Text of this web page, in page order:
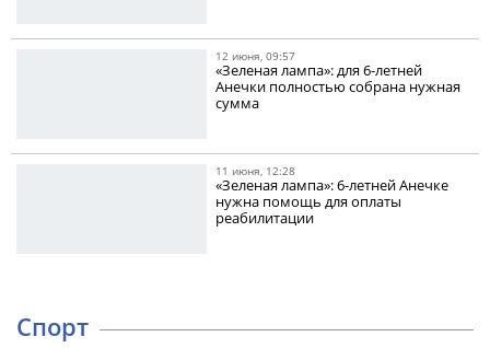
12 июня, 09:57
«Зеленая лампа»: для 6-летней
Анечки полностью собрана нужная
сумма
11 июня, 12:28
«Зеленая лампа»: 6-летней Анечке
нужна помощь для оплаты
реабилитации
Спорт